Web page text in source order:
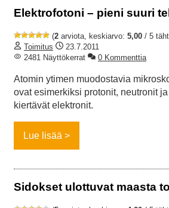
Elektrofotoni – pieni suuri
(2 arviota, keskiarvo: 5,00 / 5
Toimitus
23.7.2011
2481 Näyttökerrat
0 Kommenttia
Atomin ytimen muodostavia
ovat esimerkiksi protonit, neutronit
kiertävät elektronit.
Lue lisää
Sidokset ulottuvat maasta